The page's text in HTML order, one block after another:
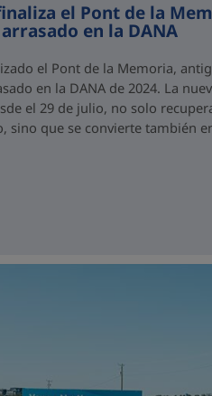
el Pont de la
en la DANA
el Pont de la Memoria,
en la DANA de 2024. La
el 29 de julio, no solo
sino que se convierte también